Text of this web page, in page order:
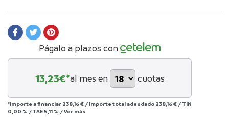
Págalo a plazos con
13,23€*al mes en cuotas
*Importe a financiar 238,16 € / Importe total adeudado 238,16 € / TIN
0,00 % / TAE 5,11 % /Ver más